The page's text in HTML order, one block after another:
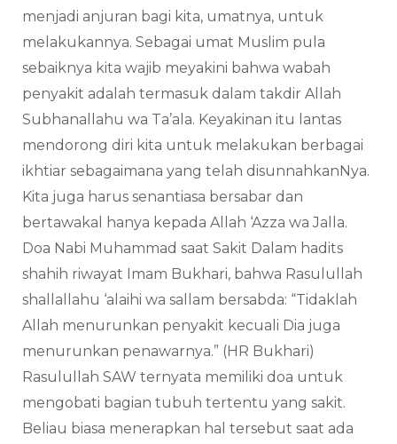
menjadi anjuran bagi kita, umatnya, untuk
melakukannya. Sebagai umat Muslim pula
sebaiknya kita wajib meyakini bahwa wabah
penyakit adalah termasuk dalam takdir Allah
Subhanallahu wa Ta’ala. Keyakinan itu lantas
mendorong diri kita untuk melakukan berbagai
ikhtiar sebagaimana yang telah disunnahkanNya.
Kita juga harus senantiasa bersabar dan
bertawakal hanya kepada Allah ‘Azza wa Jalla.
Doa Nabi Muhammad saat Sakit Dalam hadits
shahih riwayat Imam Bukhari, bahwa Rasulullah
shallallahu ‘alaihi wa sallam bersabda: “Tidaklah
Allah menurunkan penyakit kecuali Dia juga
menurunkan penawarnya.” (HR Bukhari)
Rasulullah SAW ternyata memiliki doa untuk
mengobati bagian tubuh tertentu yang sakit.
Beliau biasa menerapkan hal tersebut saat ada